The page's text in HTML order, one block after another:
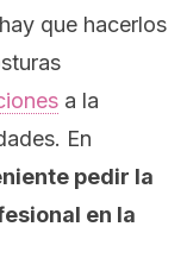
que hacerlos
a la
En
pedir la
en la